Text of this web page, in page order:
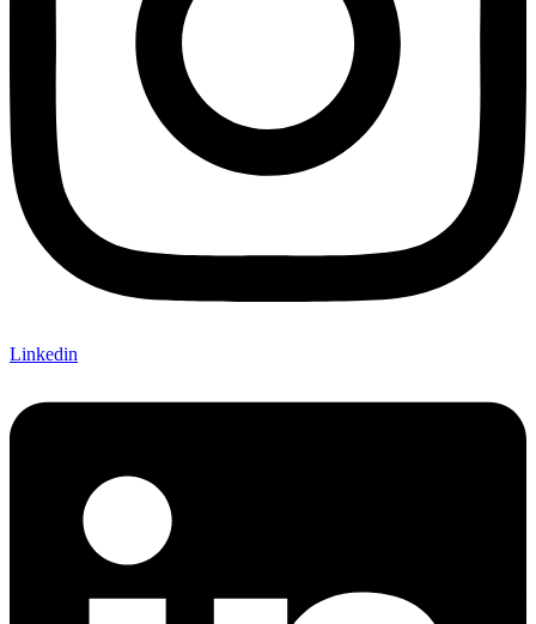
Linkedin